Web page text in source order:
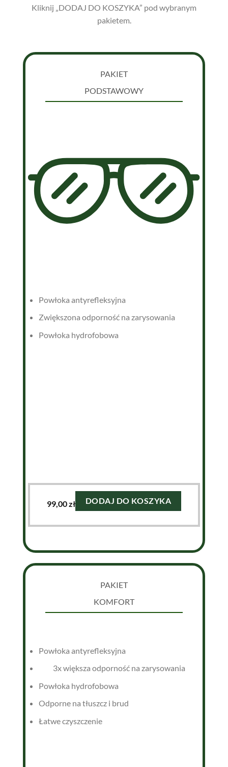
Kliknij „DODAJ DO KOSZYKA” pod wybranym
pakietem.
PAKIET
PODSTAWOWY
Powłoka antyrefleksyjna
Zwiększona odporność na zarysowania
Powłoka hydrofobowa
99,00zł DODAJ DO KOSZYKA
PAKIET
KOMFORT
Powłoka antyrefleksyjna
3x większa odporność na zarysowania
Powłoka hydrofobowa
Odporne na tłuszcz i brud
Łatwe czyszczenie